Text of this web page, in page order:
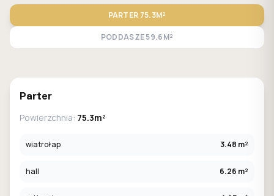
PARTER 75.3M²
PODDASZE59.6M²
Parter
Powierzchnia: 75.3m²
wiatrołap 3.48 m²
hall 6.26 m²